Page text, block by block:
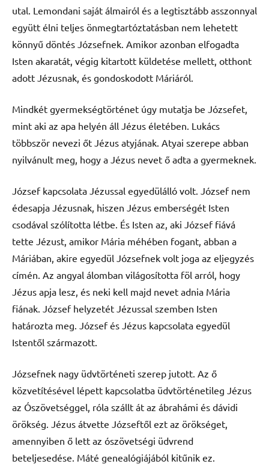
utal. Lemondani saját álmairól és a legtisztább asszonnyal
együtt élni teljes önmegtartóztatásban nem lehetett
könnyű döntés Józsefnek. Amikor azonban elfogadta
Isten akaratát, végig kitartott küldetése mellett, otthont
adott Jézusnak, és gondoskodott Máriáról.
Mindkét gyermekségtörténet úgy mutatja be Józsefet,
mint aki az apa helyén áll Jézus életében. Lukács
többször nevezi őt Jézus atyjának. Atyai szerepe abban
nyilvánult meg, hogy a Jézus nevet ő adta a gyermeknek.
József kapcsolata Jézussal egyedülálló volt. József nem
édesapja Jézusnak, hiszen Jézus emberségét Isten
csodával szólította létbe. És Isten az, aki József fiává
tette Jézust, amikor Mária méhében fogant, abban a
Máriában, akire egyedül Józsefnek volt joga az eljegyzés
címén. Az angyal álomban világosította föl arról, hogy
Jézus apja lesz, és neki kell majd nevet adnia Mária
fiának. József helyzetét Jézussal szemben Isten
határozta meg. József és Jézus kapcsolata egyedül
Istentől származott.
Józsefnek nagy üdvtörténeti szerep jutott. Az ő
közvetítésével lépett kapcsolatba üdvtörténetileg Jézus
az Ószövetséggel, róla szállt át az ábrahámi és dávidi
örökség. Jézus átvette Józseftől ezt az örökséget,
amennyiben ő lett az ószövetségi üdvrend
beteljesedése. Máté genealógiájából kitűnik ez.